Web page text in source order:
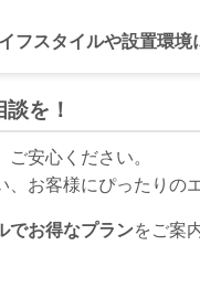
フスタイルや設置環境
を！
ご安心ください。
、お客様にぴったりの
でお得なプランをご案